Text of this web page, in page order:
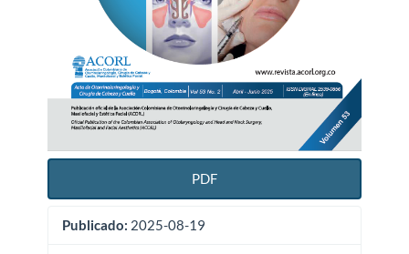
PDF
Publicado: 2025-08-19